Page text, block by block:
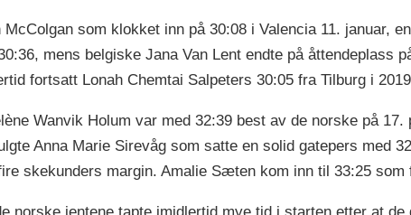
McColgan som klokket inn på 30:08 i Valencia 11. januar,
mens belgiske Jana Van Lent endte på åttendeplass
fortsatt Lonah Chemtai Salpeters 30:05 fra Tilburg i
Wanvik Holum var med 32:39 best av de norske på
Anna Marie Sirevåg som satte en solid gatepers med
skekunders margin. Amalie Sæten kom inn til 33:25 som